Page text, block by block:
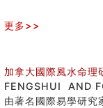
更多>>
加拿大國際風水命理
FENGSHUI AND
由著名國際易學研究